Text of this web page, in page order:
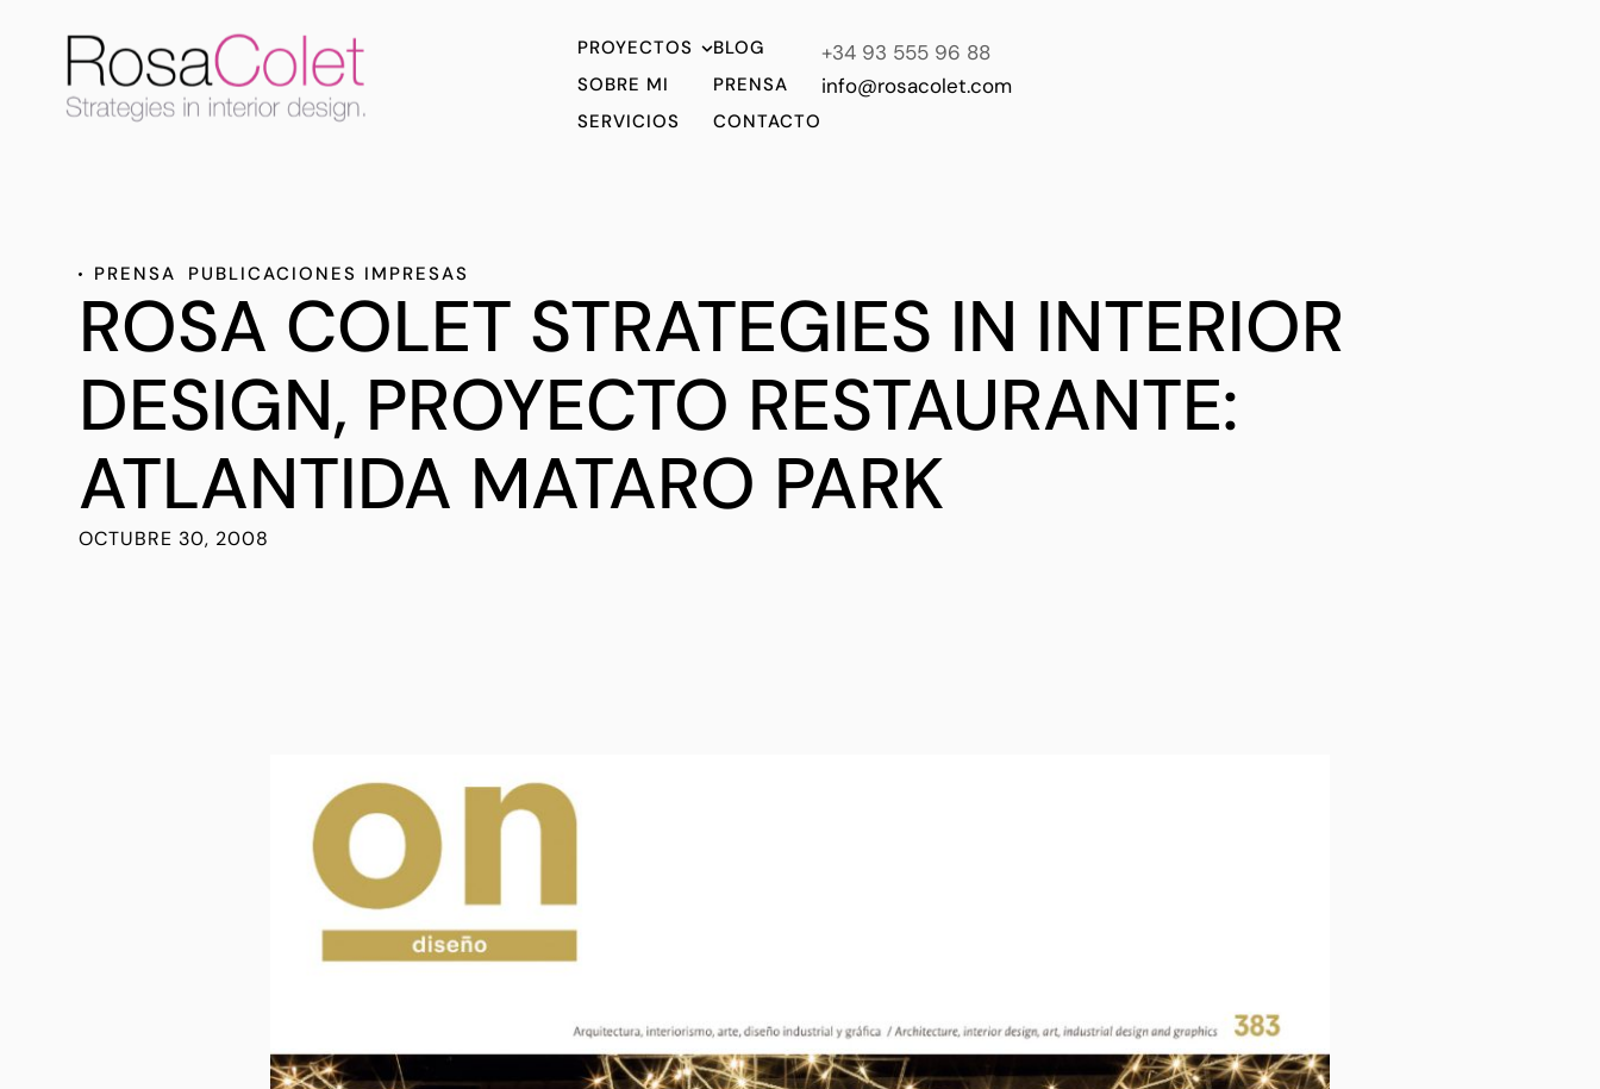
PROYECTOS
SOBRE MI
SERVICIOS
BLOG
PRENSA
CONTACTO
+34 93 555 96 88
info@rosacolet.com
PRENSA PUBLICACIONES IMPRESAS
ROSA COLET STRATEGIES IN INTERIOR
DESIGN, PROYECTO RESTAURANTE:
ATLANTIDA MATARO PARK
OCTUBRE 30, 2008